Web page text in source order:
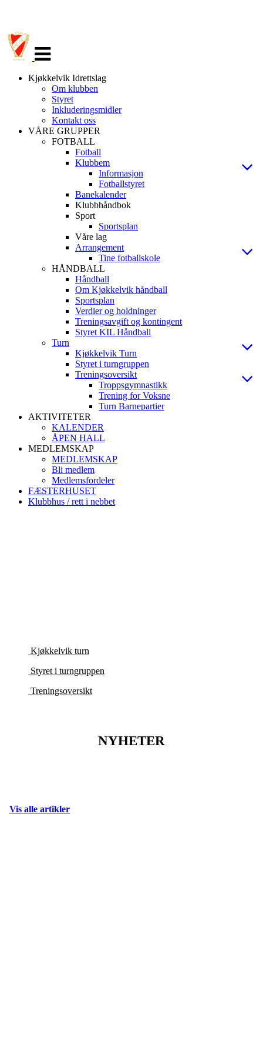
navigasjon
Kjøkkelvik Idrettslag
Om klubben
Styret
Inkluderingsmidler
Kontakt oss
VÅRE GRUPPER
FOTBALL
Fotball
Klubbem
Informasjon
Fotballstyret
Banekalender
Klubbhåndbok
Sport
Sportsplan
Våre lag
Arrangement
Tine fotballskole
HÅNDBALL
Håndball
Om Kjøkkelvik håndball
Sportsplan
Verdier og holdninger
Treningsavgift og kontingent
Styret KIL Håndball
Turn
Kjøkkelvik Turn
Styret i turngruppen
Treningsoversikt
Troppsgymnastikk
Trening for Voksne
Turn Barnepartier
AKTIVITETER
KALENDER
ÅPEN HALL
MEDLEMSKAP
MEDLEMSKAP
Bli medlem
Medlemsfordeler
FÆSTERHUSET
Klubbhus / rett i nebbet
Kjøkkelvik turn
Styret i turngruppen
Treningsoversikt
NYHETER
Vis alle artikler